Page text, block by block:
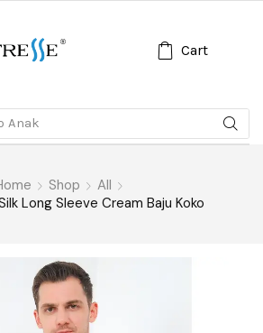
Cart
Anak
Shop
All
Long Sleeve Cream Baju Koko